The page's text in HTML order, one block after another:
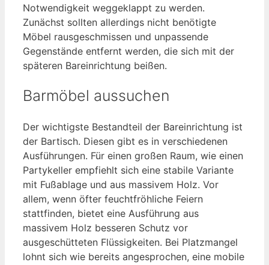
Notwendigkeit weggeklappt zu werden.
Zunächst sollten allerdings nicht benötigte
Möbel rausgeschmissen und unpassende
Gegenstände entfernt werden, die sich mit der
späteren Bareinrichtung beißen.
Barmöbel aussuchen
Der wichtigste Bestandteil der Bareinrichtung ist
der Bartisch. Diesen gibt es in verschiedenen
Ausführungen. Für einen großen Raum, wie einen
Partykeller empfiehlt sich eine stabile Variante
mit Fußablage und aus massivem Holz. Vor
allem, wenn öfter feuchtfröhliche Feiern
stattfinden, bietet eine Ausführung aus
massivem Holz besseren Schutz vor
ausgeschütteten Flüssigkeiten. Bei Platzmangel
lohnt sich wie bereits angesprochen, eine mobile